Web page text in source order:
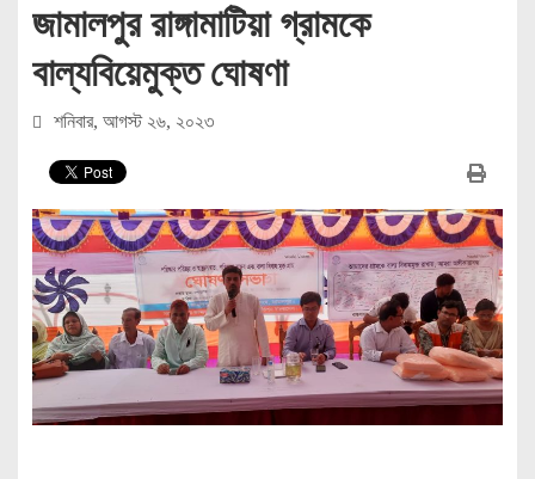
জামালপুর রাঙ্গামাটিয়া গ্রামকে
বাল্যবিয়েমুক্ত ঘোষণা
শনিবার, আগস্ট ২৬, ২০২৩